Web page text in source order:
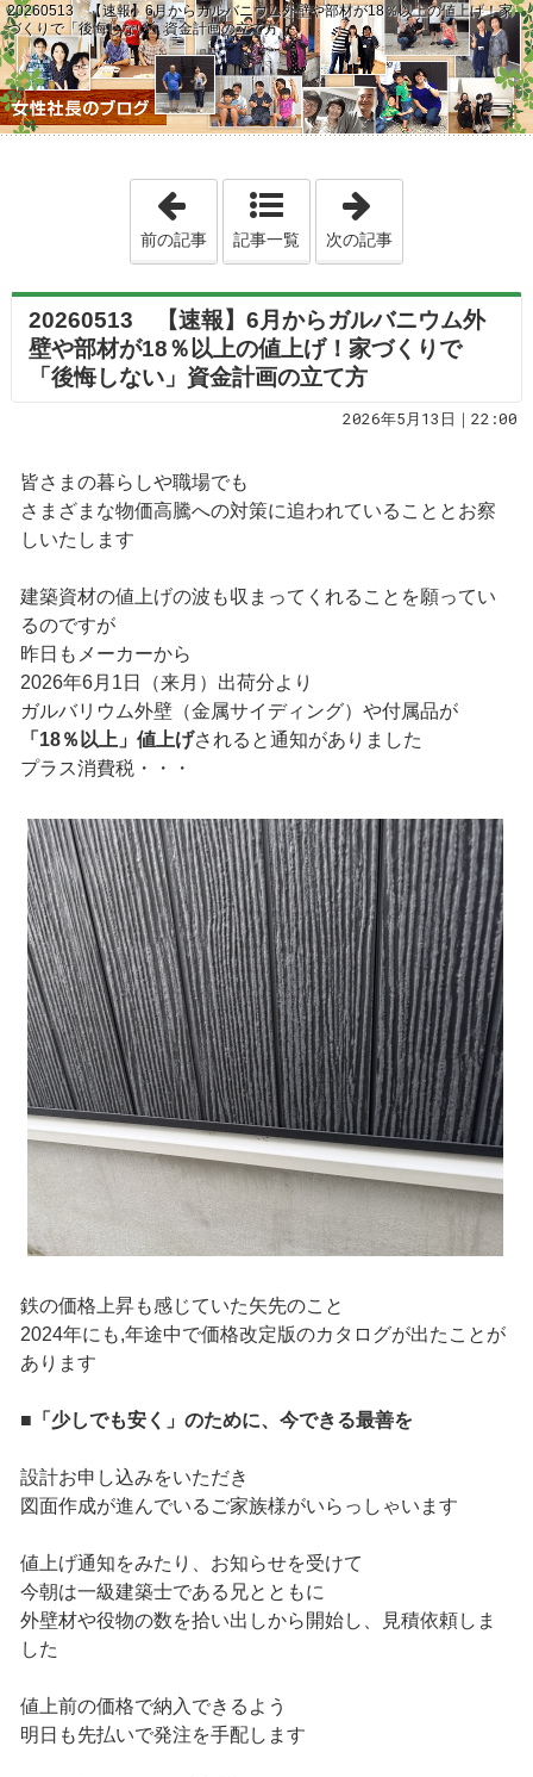
20260513 【速報】6月からガルバニウム外壁や部材が18％以上の値上げ！家
づくりで「後悔しない」資金計画の立て方
「20260512 最大300万円の補助金も！
前の記事 記事一覧 次の記事
20260513 【速報】6月からガルバニウム外
壁や部材が18％以上の値上げ！家づくりで
「後悔しない」資金計画の立て方
2026年5月13日｜22:00
皆さまの暮らしや職場でも
さまざまな物価高騰への対策に追われていることとお察
しいたします
建築資材の値上げの波も収まってくれることを願ってい
るのですが
昨日もメーカーから
2026年6月1日（来月）出荷分より
ガルバリウム外壁（金属サイディング）や付属品が
「18％以上」値上げされると通知がありました
プラス消費税・・・
鉄の価格上昇も感じていた矢先のこと
2024年にも,年途中で価格改定版のカタログが出たことが
あります
■「少しでも安く」のために、今できる最善を
設計お申し込みをいただき
図面作成が進んでいるご家族様がいらっしゃいます
値上げ通知をみたり、お知らせを受けて
今朝は一級建築士である兄とともに
外壁材や役物の数を拾い出しから開始し、見積依頼しま
した
値上前の価格で納入できるよう
明日も先払いで発注を手配します